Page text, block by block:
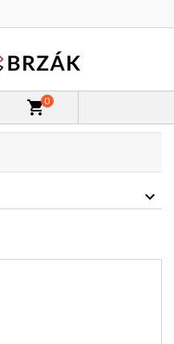
shopping_cart0